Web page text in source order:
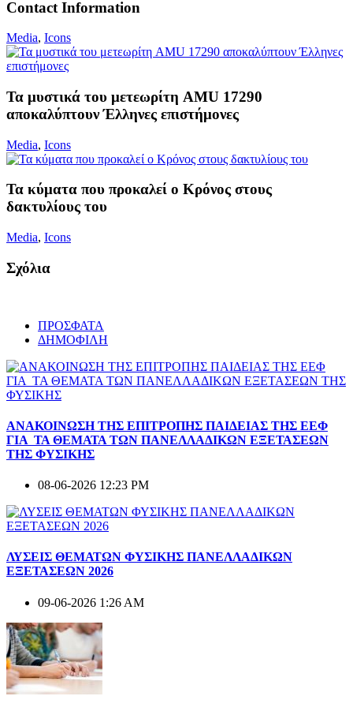
Contact Information
Media, Icons
Τα μυστικά του μετεωρίτη AMU 17290
αποκαλύπτουν Έλληνες επιστήμονες
Media, Icons
Τα κύματα που προκαλεί ο Κρόνος στους
δακτυλίους του
Media, Icons
Σχόλια
ΠΡΟΣΦΑΤΑ
ΔΗΜΟΦΙΛΗ
ΑΝΑΚΟΙΝΩΣΗ ΤΗΣ ΕΠΙΤΡΟΠΗΣ ΠΑΙΔΕΙΑΣ ΤΗΣ ΕΕΦ
ΓΙΑ ΤΑ ΘΕΜΑΤΑ ΤΩΝ ΠΑΝΕΛΛΑΔΙΚΩΝ ΕΞΕΤΑΣΕΩΝ
ΤΗΣ ΦΥΣΙΚΗΣ
08-06-2026 12:23 PM
ΛΥΣΕΙΣ ΘΕΜΑΤΩΝ ΦΥΣΙΚΗΣ ΠΑΝΕΛΛΑΔΙΚΩΝ
ΕΞΕΤΑΣΕΩΝ 2026
09-06-2026 1:26 AM